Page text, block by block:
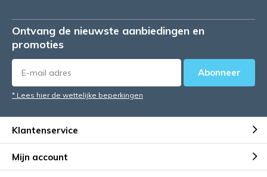
Ontvang de nieuwste aanbiedingen en
promoties
Abonneer
* Lees hier de wettelijke beperkingen
Klantenservice
Mijn account